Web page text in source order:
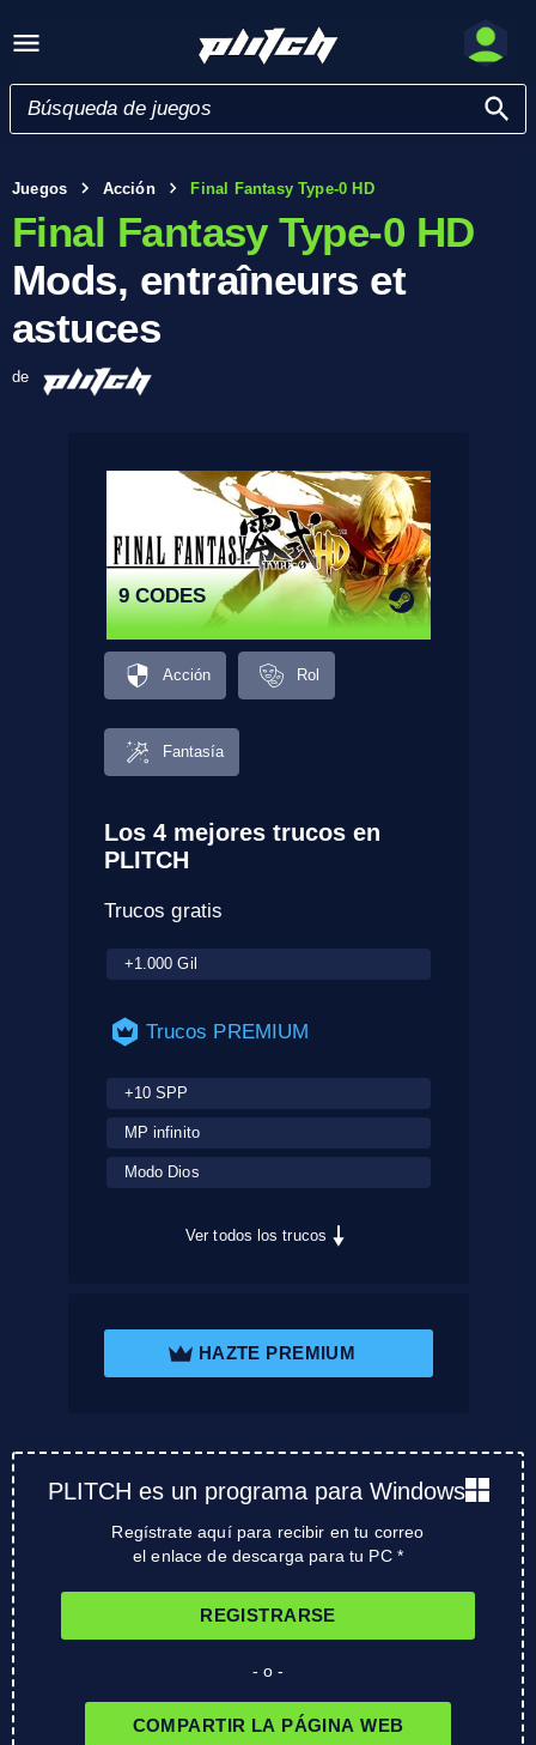
Juegos Acción Final Fantasy Type-0 HD
Final Fantasy Type-0 HD
Mods, entraîneurs et
astuces
de
9 CODES
Acción Rol
Fantasía
Los 4 mejores trucos en
PLITCH
Trucos gratis
+1.000 Gil
Trucos PREMIUM
+10 SPP
MP infinito
Modo Dios
Ver todos los trucos
HAZTE PREMIUM
PLITCH es un programa para Windows
Regístrate aquí para recibir en tu correo
el enlace de descarga para tu PC *
REGISTRARSE
- o -
COMPARTIR LA PÁGINA WEB